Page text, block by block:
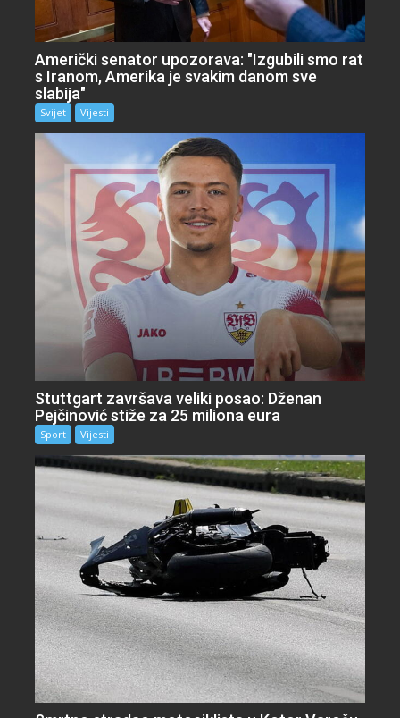
Američki senator upozorava: "Izgubili smo rat
s Iranom, Amerika je svakim danom sve
slabija"
Svijet Vijesti
Stuttgart završava veliki posao: Dženan
Pejčinović stiže za 25 miliona eura
Sport Vijesti